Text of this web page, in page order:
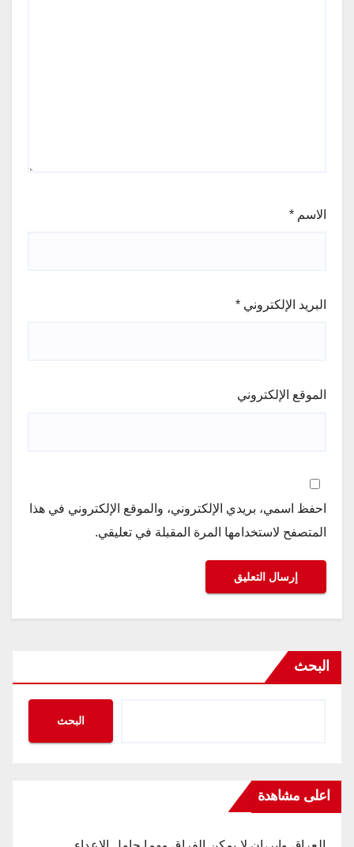
الاسم *
البريد الإلكتروني *
الموقع الإلكتروني
احفظ اسمي، بريدي الإلكتروني، والموقع الإلكتروني في هذا
المتصفح لاستخدامها المرة المقبلة في تعليقي.
البحث
البحث
اعلى مشاهدة